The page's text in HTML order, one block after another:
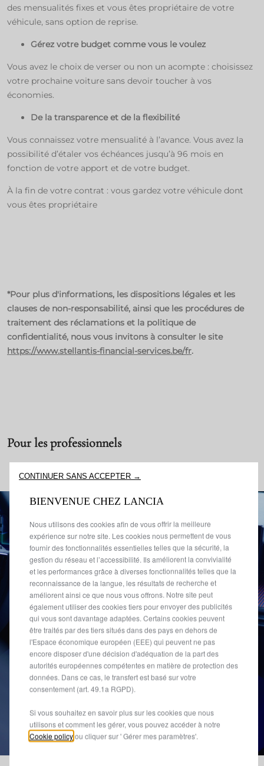
des mensualités fixes et vous êtes propriétaire de votre
véhicule, sans option de reprise.​
Gérez votre budget comme vous le voulez
Vous avez le choix de verser ou non un acompte : choisissez
votre prochaine voiture sans devoir toucher à vos
économies. ​
De la transparence et de la flexibilité
Vous connaissez votre mensualité à l’avance. Vous avez la
possibilité d’étaler vos échéances jusqu’à 96 mois en
fonction de votre apport et de votre budget.​
À la fin de votre contrat : vous gardez votre véhicule dont
vous êtes propriétaire​
*Pour plus d'informations, les dispositions légales et les
clauses de non-responsabilité, ainsi que les procédures de
traitement des réclamations et la politique de
confidentialité, nous vous invitons à consulter le site
https://www.stellantis-financial-services.be/fr.
Pour les professionnels
CONTINUER SANS ACCEPTER →
BIENVENUE CHEZ LANCIA
Nous utilisons des cookies afin de vous offrir la meilleure
expérience sur notre site. Les cookies nous permettent de vous
fournir des fonctionnalités essentielles telles que la sécurité, la
gestion du réseau et l’accessibilité. Ils améliorent la convivialité
et les performances grâce à diverses fonctionnalités telles que la
reconnaissance de la langue, les résultats de recherche et
améliorent ainsi ce que nous vous offrons. Notre site peut
également utiliser des cookies tiers pour envoyer des publicités
qui vous sont davantage adaptées. Certains cookies peuvent
être traités par des tiers situés dans des pays en dehors de
l'Espace économique européen (EEE) qui peuvent ne pas
encore disposer d'une décision d'adéquation de la part des
autorités européennes compétentes en matière de protection des
données. Dans ce cas, le transfert est basé sur votre
consentement (art. 49.1a RGPD).
Si vous souhaitez en savoir plus sur les cookies que nous
utilisons et comment les gérer, vous pouvez accéder à notre
Cookie policyou cliquer sur ' Gérer mes paramètres'.